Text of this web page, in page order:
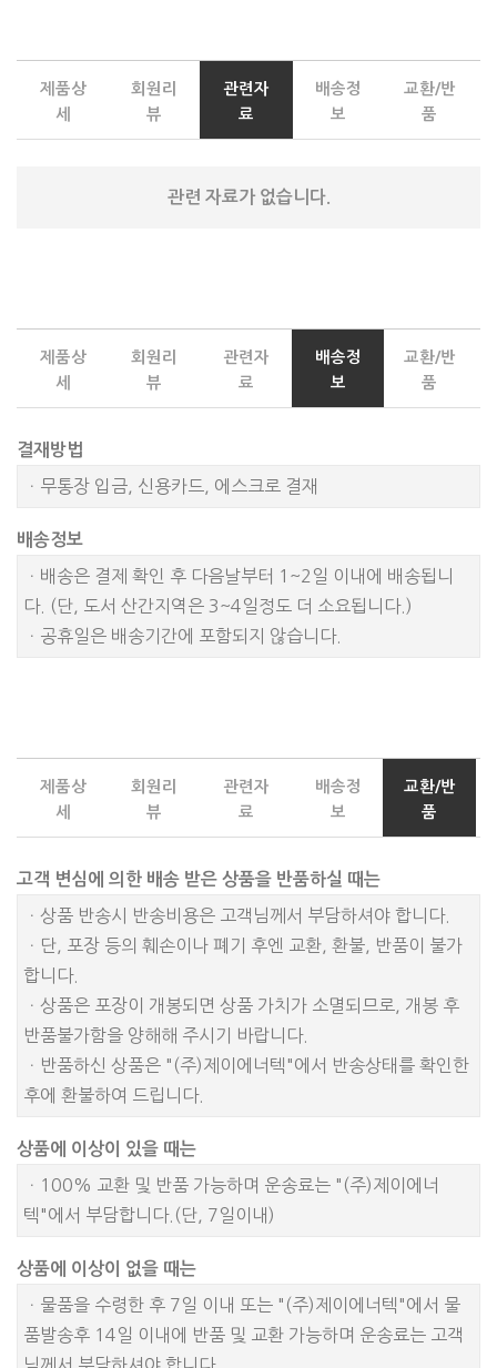
제품상
세
회원리
뷰
관련자
료
배송정
보
교환/반
품
관련 자료가 없습니다.
제품상
세
회원리
뷰
관련자
료
배송정
보
교환/반
품
결재방법
ㆍ무통장 입금, 신용카드, 에스크로 결재
배송정보
ㆍ배송은 결제 확인 후 다음날부터 1~2일 이내에 배송됩니
다. (단, 도서 산간지역은 3~4일정도 더 소요됩니다.)
ㆍ공휴일은 배송기간에 포함되지 않습니다.
제품상
세
회원리
뷰
관련자
료
배송정
보
교환/반
품
고객 변심에 의한 배송 받은 상품을 반품하실 때는
ㆍ상품 반송시 반송비용은 고객님께서 부담하셔야 합니다.
ㆍ단, 포장 등의 훼손이나 폐기 후엔 교환, 환불, 반품이 불가
합니다.
ㆍ상품은 포장이 개봉되면 상품 가치가 소멸되므로, 개봉 후
반품불가함을 양해해 주시기 바랍니다.
ㆍ반품하신 상품은 "(주)제이에너텍"에서 반송상태를 확인한
후에 환불하여 드립니다.
상품에 이상이 있을 때는
ㆍ100% 교환 및 반품 가능하며 운송료는 "(주)제이에너
텍"에서 부담합니다.(단, 7일이내)
상품에 이상이 없을 때는
ㆍ물품을 수령한 후 7일 이내 또는 "(주)제이에너텍"에서 물
품발송후 14일 이내에 반품 및 교환 가능하며 운송료는 고객